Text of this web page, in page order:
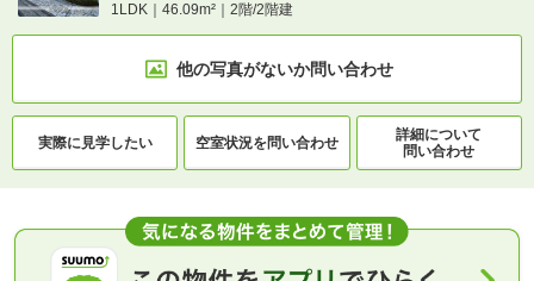
1LDK｜46.09m²｜2階/2階建
他の写真がないか問い合わせ
実際に見学したい 空室状況を問い合わせ
詳細について
問い合わせ